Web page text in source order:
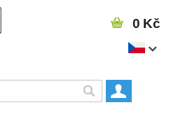
0 Kč